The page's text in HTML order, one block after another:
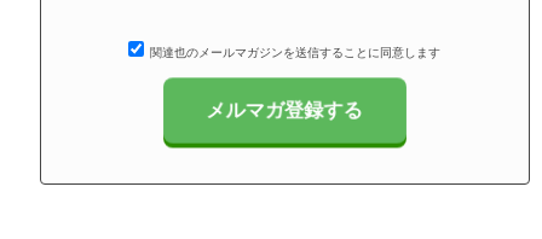
関達也のメールマガジンを送信することに同意します